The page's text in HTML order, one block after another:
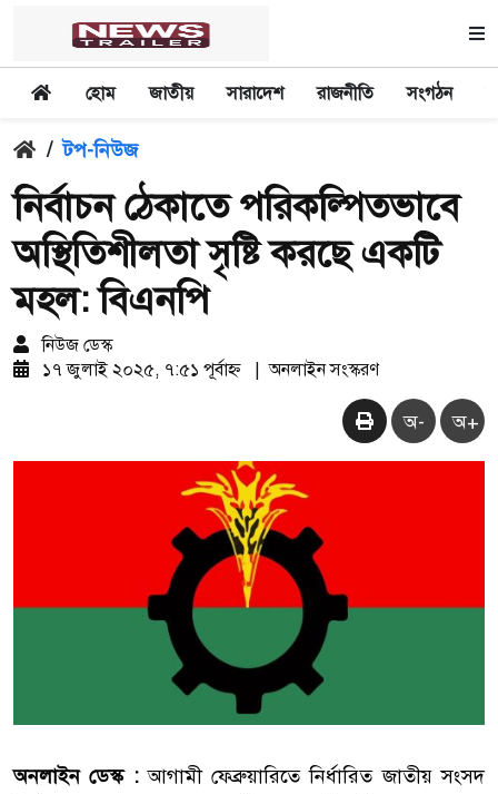
হোম জাতীয় সারাদেশ রাজনীতি সংগঠন
/ টপ-নিউজ
নির্বাচন ঠেকাতে পরিকল্পিতভাবে
অস্থিতিশীলতা সৃষ্টি করছে একটি
মহল: বিএনপি
নিউজ ডেস্ক
১৭ জুলাই ২০২৫, ৭:৫১ পূর্বাহ্ন
অনলাইন সংস্করণ
অ- অ+
অনলাইন ডেস্ক :আগামী ফেব্রুয়ারিতে নির্ধারিত জাতীয় সংসদ